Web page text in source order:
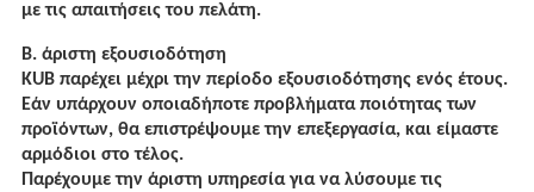
με τις απαιτήσεις του πελάτη.
Β. άριστη εξουσιοδότηση
KUB παρέχει μέχρι την περίοδο εξουσιοδότησης ενός έτους.
Εάν υπάρχουν οποιαδήποτε προβλήματα ποιότητας των
προϊόντων, θα επιστρέψουμε την επεξεργασία, και είμαστε
αρμόδιοι στο τέλος.
Παρέχουμε την άριστη υπηρεσία για να λύσουμε τις